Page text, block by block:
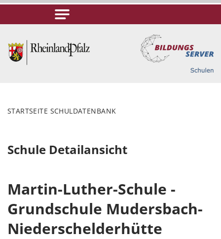
STARTSEITE SCHULDATENBANK
Schule Detailansicht
Martin-Luther-Schule -
Grundschule Mudersbach-
Niederschelderhütte